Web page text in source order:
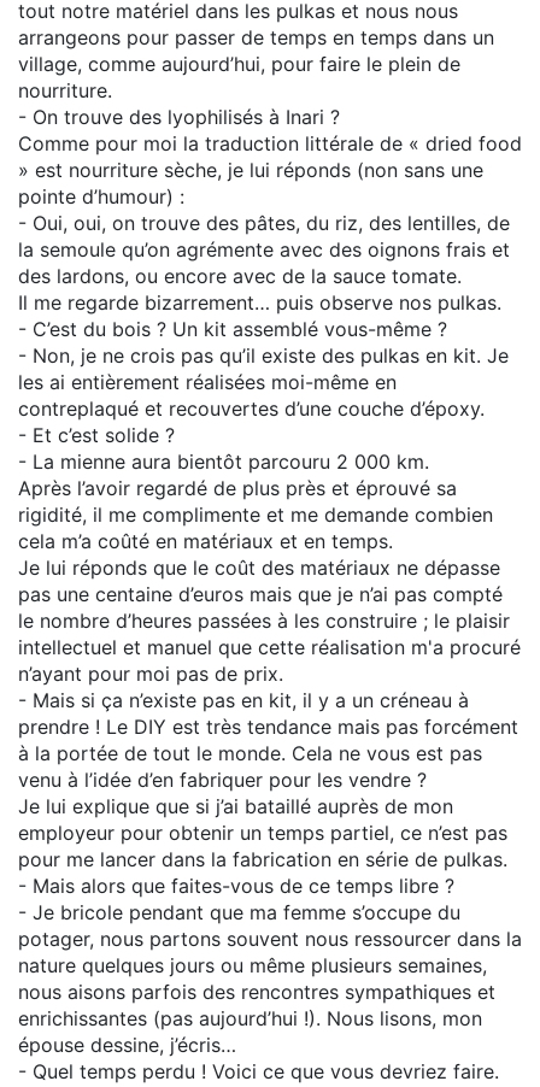
tout notre matériel dans les pulkas et nous nous
arrangeons pour passer de temps en temps dans un
village, comme aujourd’hui, pour faire le plein de
nourriture.
- On trouve des lyophilisés à Inari ?
Comme pour moi la traduction littérale de « dried food
» est nourriture sèche, je lui réponds (non sans une
pointe d’humour) :
- Oui, oui, on trouve des pâtes, du riz, des lentilles, de
la semoule qu’on agrémente avec des oignons frais et
des lardons, ou encore avec de la sauce tomate.
Il me regarde bizarrement… puis observe nos pulkas.
- C’est du bois ? Un kit assemblé vous-même ?
- Non, je ne crois pas qu’il existe des pulkas en kit. Je
les ai entièrement réalisées moi-même en
contreplaqué et recouvertes d’une couche d’époxy.
- Et c’est solide ?
- La mienne aura bientôt parcouru 2 000 km.
Après l’avoir regardé de plus près et éprouvé sa
rigidité, il me complimente et me demande combien
cela m’a coûté en matériaux et en temps.
Je lui réponds que le coût des matériaux ne dépasse
pas une centaine d’euros mais que je n’ai pas compté
le nombre d’heures passées à les construire ; le plaisir
intellectuel et manuel que cette réalisation m'a procuré
n’ayant pour moi pas de prix.
- Mais si ça n’existe pas en kit, il y a un créneau à
prendre ! Le DIY est très tendance mais pas forcément
à la portée de tout le monde. Cela ne vous est pas
venu à l’idée d’en fabriquer pour les vendre ?
Je lui explique que si j’ai bataillé auprès de mon
employeur pour obtenir un temps partiel, ce n’est pas
pour me lancer dans la fabrication en série de pulkas.
- Mais alors que faites-vous de ce temps libre ?
- Je bricole pendant que ma femme s’occupe du
potager, nous partons souvent nous ressourcer dans la
nature quelques jours ou même plusieurs semaines,
nous aisons parfois des rencontres sympathiques et
enrichissantes (pas aujourd’hui !). Nous lisons, mon
épouse dessine, j’écris…
- Quel temps perdu ! Voici ce que vous devriez faire.